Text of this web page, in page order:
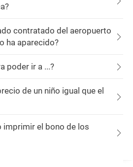
contratado del aeropuerto
ha aparecido?
poder ir a ...?
de un niño igual que el
imprimir el bono de los